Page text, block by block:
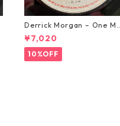
Derrick Morgan – One
rning In May【7-21653】
¥7,020
10%OFF